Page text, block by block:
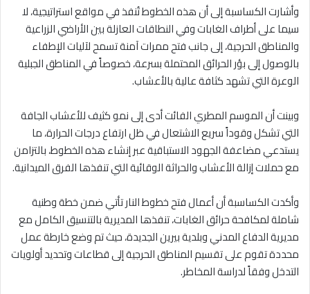
وأشارت الكساسبة إلى أن هذه الخطوط تُنفذ في مواقع استراتيجية، لا
سيما على أطراف الغابات وفي النطاقات العازلة بين الأراضي الزراعية
والمناطق الحرجية، إلى جانب فتح ممرات آمنة تسمح لآليات الإطفاء
بالوصول إلى بؤر الحرائق المحتملة بسرعة، خصوصاً في المناطق الجبلية
الوعرة التي تشهد كثافة عالية بالأعشاب.
وبينت أن الموسم المطري الفائت أدى إلى نمو كثيف للأعشاب الجافة
التي تشكل وقوداً سريع الاشتعال في ظل ارتفاع درجات الحرارة، ما
يستدعي مضاعفة الجهود الاستباقية عبر إنشاء هذه الخطوط، بالتزامن
مع حملات إزالة الأعشاب والحراثة الوقائية التي تنفذها الفرق الميدانية.
وأكدت الكساسبة أن أعمال فتح خطوط النار تأتي ضمن خطة وطنية
شاملة لمكافحة حرائق الغابات، تنفذها المديرية بالتنسيق الكامل مع
مديرية الدفاع المدني وبلدية بيرين الجديدة، حيث تم وضع خارطة عمل
محددة تقوم على تقسيم المناطق الحرجية إلى قطاعات وتحديد أولويات
التدخل وفقاً لدراسة المخاطر.